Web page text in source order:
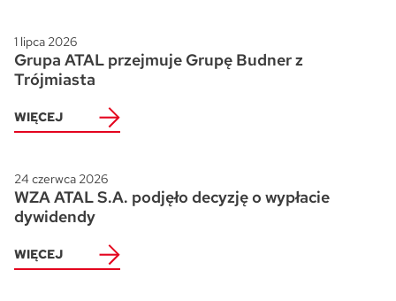
1 lipca 2026
Grupa ATAL przejmuje Grupę Budner z
Trójmiasta
WIĘCEJ
24 czerwca 2026
WZA ATAL S.A. podjęło decyzję o wypłacie
dywidendy
WIĘCEJ